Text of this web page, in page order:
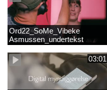
Ord22_SoMe_Vibeke
Asmussen_undertekst
03:01